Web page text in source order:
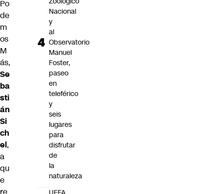
Po
de
m
os
M
ás,
Se
ba
sti
án
Si
ch
el,
a
qu
e
Nacional
y
al
Observatorio
Manuel
Foster,
paseo
en
teleférico
y
seis
lugares
para
disfrutar
de
la
naturaleza